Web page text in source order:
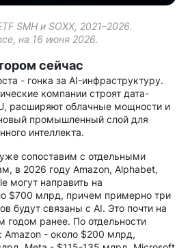
SMH и SOXX, 2021–2026.
на 16 июня 2026.
сейчас
- гонка за AI-инфраструктуру.
компании строят дата-
расширяют облачные мощности и
промышленный слой для
интеллекта.
сопоставим с отдельными
в 2026 году Amazon, Alphabet,
могут направить на
$700 млрд, причем примерно три
будут связаны с AI. Это почти на
годом ранее. По отдельности
Amazon - около $200 млрд,